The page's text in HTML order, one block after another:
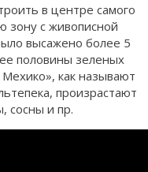
в центре самого
зону с живописной
высажено более 5
половины зеленых
как называют
произрастают
сосны и пр.